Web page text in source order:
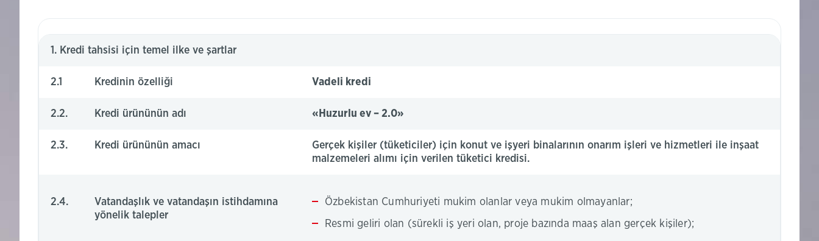
1. Kredi tahsisi için temel ilke ve şartlar
2.1 Kredinin özelliği Vadeli kredi
2.2. Kredi ürününün adı «Huzurlu ev – 2.0»
2.3. Kredi ürününün amacı
Gerçek kişiler (tüketiciler) için konut ve işyeri binalarının onarım işleri ve hizmetleri ile inşaat
malzemeleri alımı için verilen tüketici kredisi.
2.4.
Vatandaşlık ve vatandaşın istihdamına
yönelik talepler
Özbekistan Cumhuriyeti mukim olanlar veya mukim olmayanlar;
Resmi geliri olan (sürekli iş yeri olan, proje bazında maaş alan gerçek kişiler);